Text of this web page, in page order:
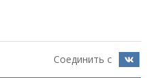
Соединить с